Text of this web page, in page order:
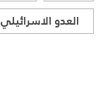
العدو الاسرائيلي